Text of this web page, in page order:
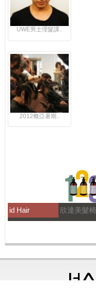
UWE男士理髮課..
2012概亞暑期..
id Hair 欣達美髮